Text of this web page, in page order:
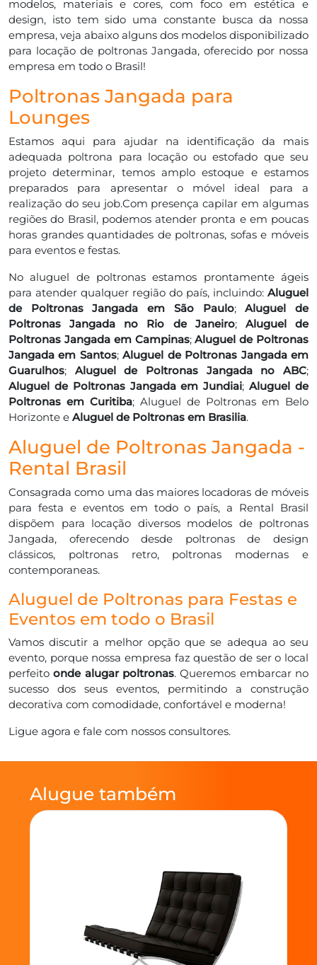
modelos, materiais e cores, com foco em estética e
design, isto tem sido uma constante busca da nossa
empresa, veja abaixo alguns dos modelos disponibilizado
para locação de poltronas Jangada, oferecido por nossa
empresa em todo o Brasil!
Poltronas Jangada para
Lounges
Estamos aqui para ajudar na identificação da mais
adequada poltrona para locação ou estofado que seu
projeto determinar, temos amplo estoque e estamos
preparados para apresentar o móvel ideal para a
realização do seu job.Com presença capilar em algumas
regiões do Brasil, podemos atender pronta e em poucas
horas grandes quantidades de poltronas, sofas e móveis
para eventos e festas.
No aluguel de poltronas estamos prontamente ágeis
para atender qualquer região do país, incluindo: Aluguel
de Poltronas Jangada em São Paulo;Aluguel de
Poltronas Jangada no Rio de Janeiro; Aluguel de
Poltronas Jangada em Campinas;Aluguel de Poltronas
Jangada em Santos;Aluguel de Poltronas Jangada em
Guarulhos; Aluguel de Poltronas Jangada no ABC;
Aluguel de Poltronas Jangada em Jundiai;Aluguel de
Poltronas em Curitiba; Aluguel de Poltronas em Belo
Horizonte e Aluguel de Poltronas em Brasilia.
Aluguel de Poltronas Jangada -
Rental Brasil
Consagrada como uma das maiores locadoras de móveis
para festa e eventos em todo o país, a Rental Brasil
dispõem para locação diversos modelos de poltronas
Jangada, oferecendo desde poltronas de design
clássicos, poltronas retro, poltronas modernas e
contemporaneas.
Aluguel de Poltronas para Festas e
Eventos em todo o Brasil
Vamos discutir a melhor opção que se adequa ao seu
evento, porque nossa empresa faz questão de ser o local
perfeitoonde alugar poltronas. Queremos embarcar no
sucesso dos seus eventos, permitindo a construção
decorativa com comodidade, confortável e moderna!
Ligue agora e fale com nossos consultores.
Alugue também